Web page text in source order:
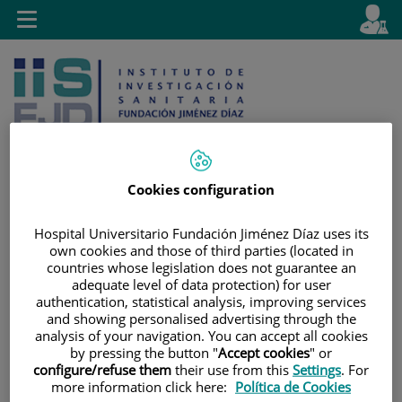
Jump to content
selector
Active
en
Toggle
navigation
Cookies configuration
Hospital Universitario Fundación Jiménez Díaz uses its
own cookies and those of third parties (located in
countries whose legislation does not guarantee an
adequate level of data protection) for user
authentication, statistical analysis, improving services
and showing personalised advertising through the
analysis of your navigation. You can accept all cookies
by pressing the button "Accept cookies" or
configure/refuse them their use from this Settings. For
more information click here: Política de Cookies